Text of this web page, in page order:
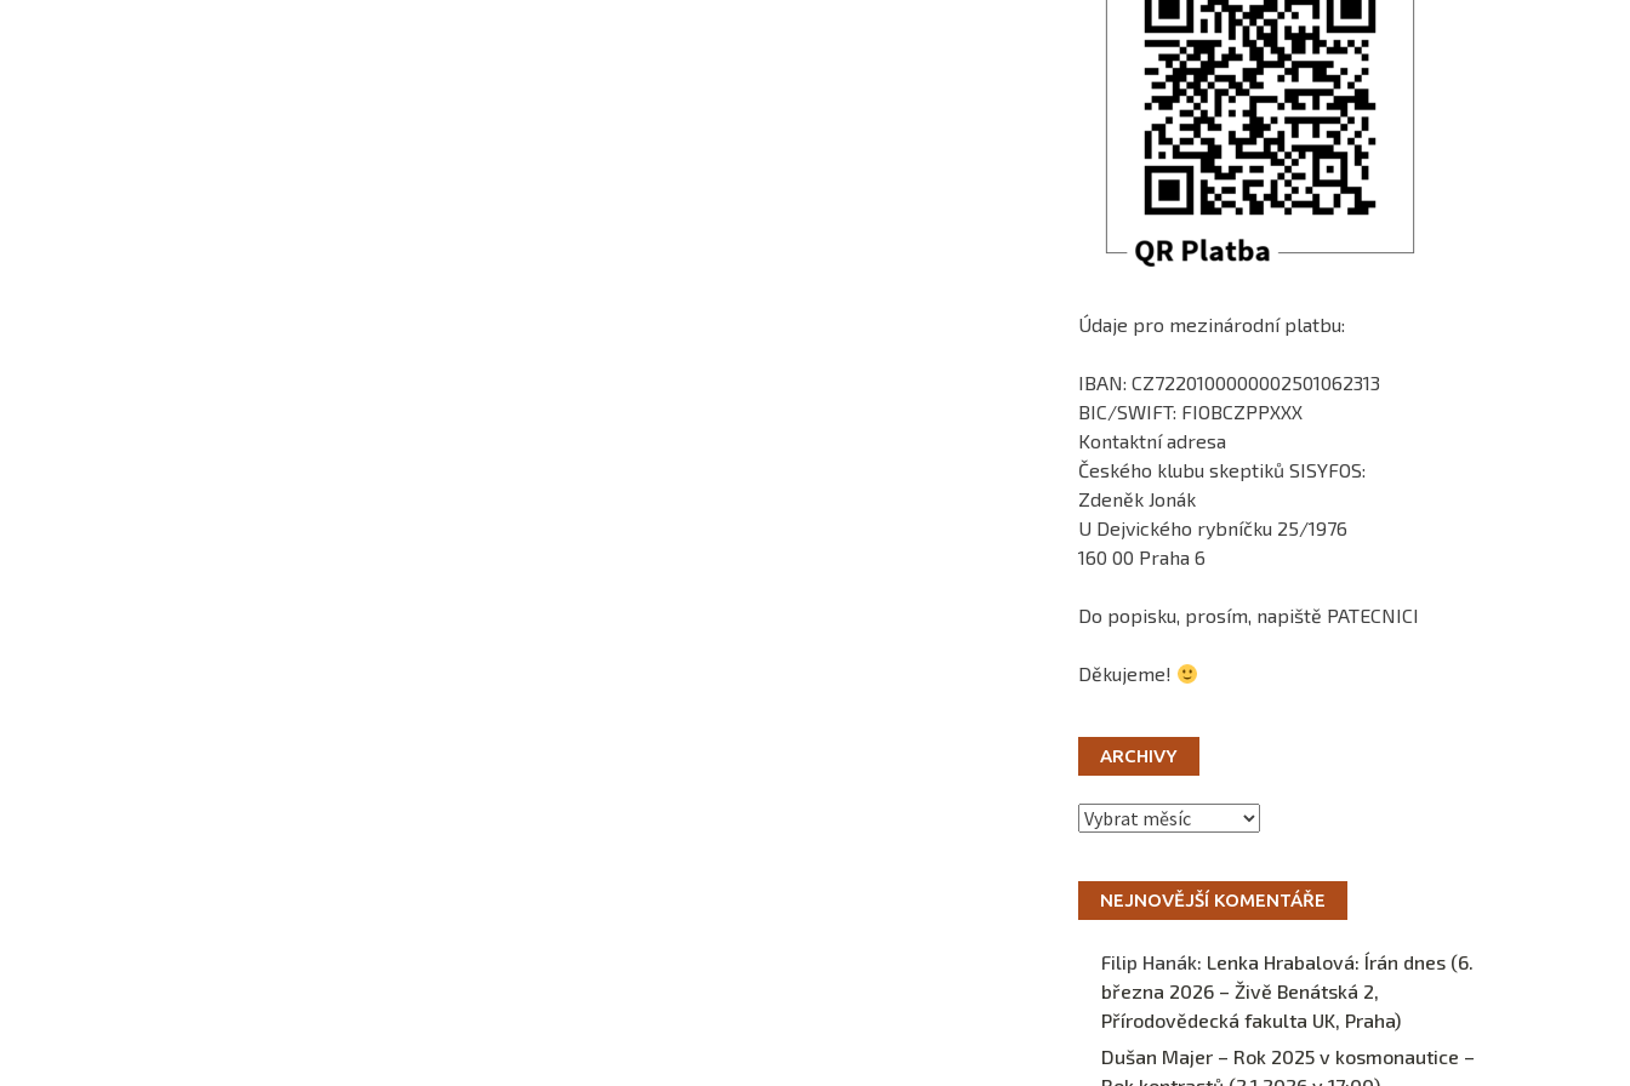
Údaje pro mezinárodní platbu:
IBAN: CZ7220100000002501062313
BIC/SWIFT: FIOBCZPPXXX
Kontaktní adresa
Českého klubu skeptiků SISYFOS:
Zdeněk Jonák
U Dejvického rybníčku 25/1976
160 00 Praha 6
Do popisku, prosím, napiště PATECNICI
Děkujeme!
ARCHIVY
Archivy
NEJNOVĚJŠÍ KOMENTÁŘE
Filip Hanák: Lenka Hrabalová: Írán dnes (6.
března 2026 – Živě Benátská 2,
Přírodovědecká fakulta UK, Praha)
Dušan Majer – Rok 2025 v kosmonautice –